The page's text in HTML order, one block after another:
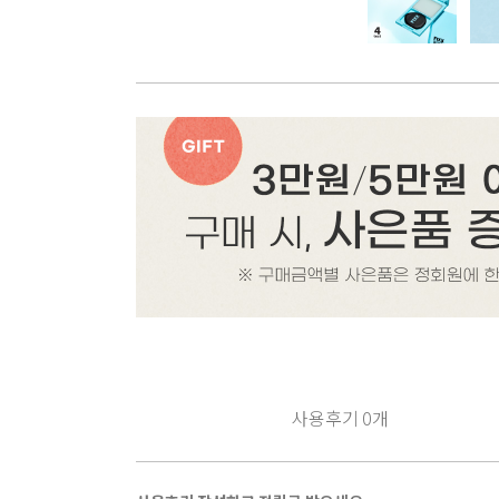
사용후기 0개